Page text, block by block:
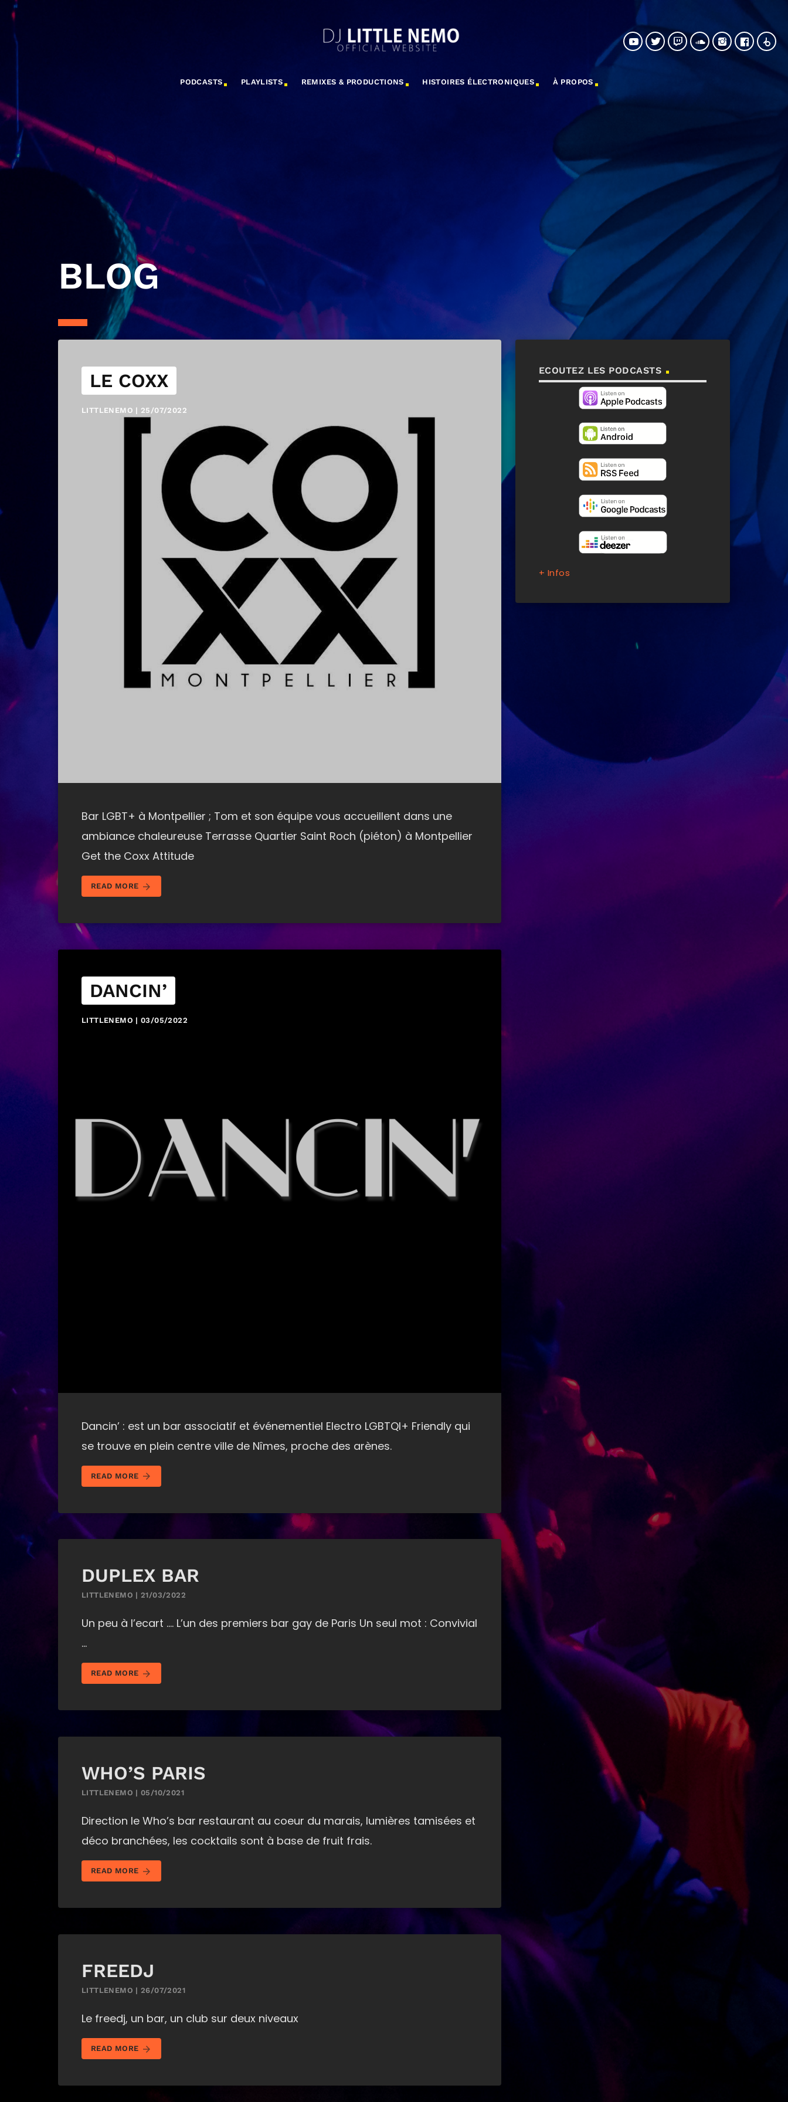
PODCASTS PLAYLISTS REMIXES & PRODUCTIONS HISTOIRES ÉLECTRONIQUES À PROPOS
BLOG
LE COXX
LITTLENEMO | 25/07/2022
Bar LGBT+ à Montpellier ; Tom et son équipe vous accueillent dans une
ambiance chaleureuse Terrasse Quartier Saint Roch (piéton) à Montpellier
Get the Coxx Attitude
READ MORE arrow_forward
DANCIN’
LITTLENEMO | 03/05/2022
Dancin’ : est un bar associatif et événementiel Electro LGBTQI+ Friendly qui
se trouve en plein centre ville de Nîmes, proche des arènes.
READ MORE arrow_forward
DUPLEX BAR
LITTLENEMO | 21/03/2022
Un peu à l’ecart …. L’un des premiers bar gay de Paris Un seul mot : Convivial
…
READ MORE arrow_forward
WHO’S PARIS
LITTLENEMO | 05/10/2021
Direction le Who’s bar restaurant au coeur du marais, lumières tamisées et
déco branchées, les cocktails sont à base de fruit frais.
READ MORE arrow_forward
FREEDJ
LITTLENEMO | 26/07/2021
Le freedj, un bar, un club sur deux niveaux
READ MORE arrow_forward
ECOUTEZ LES PODCASTS
+ Infos